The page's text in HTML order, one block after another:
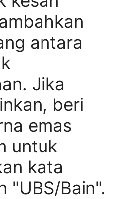
antara
Jika
beri
emas
untuk
kata
"UBS/Bain".